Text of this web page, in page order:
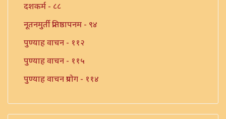
दशकर्म - ८८
नूतनमुर्ती प्रतिष्ठापनम - ९४
पुण्याह वाचन - ११२
पुण्याह वाचन - ११५
पुण्याह वाचन प्रयोग - ११४
पुत्रप्रतिग्रहप्रयोग - ११६